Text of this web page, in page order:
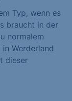
Typ, wenn es
braucht in der
normalem
Werderland
dieser